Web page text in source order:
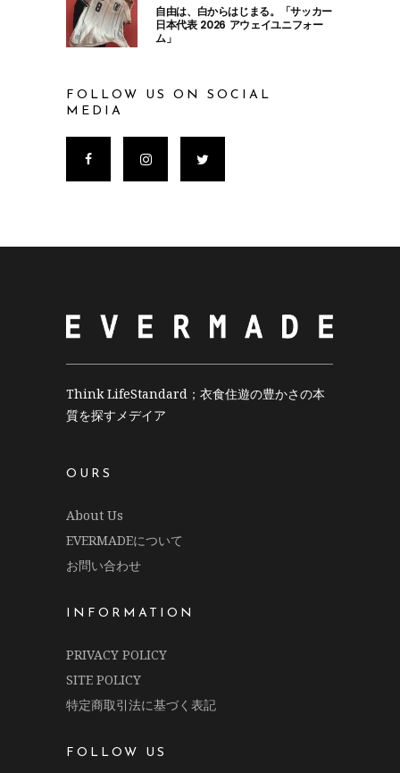
自由は、白からはじまる。「サッカー
日本代表 2026 アウェイユニフォー
ム」
FOLLOW US ON SOCIAL
MEDIA
Think LifeStandard；衣食住遊の豊かさの本
質を探すメデイア
OURS
About Us
EVERMADEについて
お問い合わせ
INFORMATION
PRIVACY POLICY
SITE POLICY
特定商取引法に基づく表記
FOLLOW US